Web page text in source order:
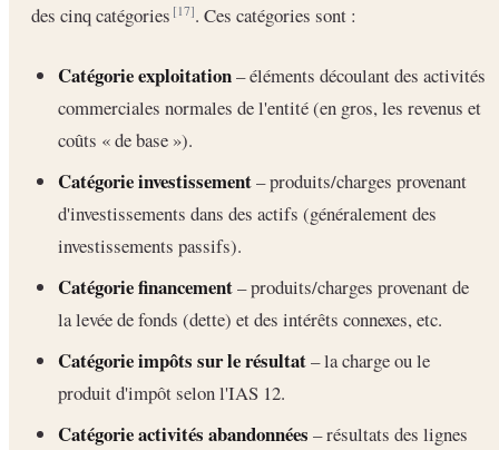
des cinq catégories[17]. Ces catégories sont :
Catégorie exploitation– éléments découlant des activités
commerciales normales de l'entité (en gros, les revenus et
coûts « de base »).
Catégorie investissement– produits/charges provenant
d'investissements dans des actifs (généralement des
investissements passifs).
Catégorie financement– produits/charges provenant de
la levée de fonds (dette) et des intérêts connexes, etc.
Catégorie impôts sur le résultat– la charge ou le
produit d'impôt selon l'IAS 12.
Catégorie activités abandonnées – résultats des lignes